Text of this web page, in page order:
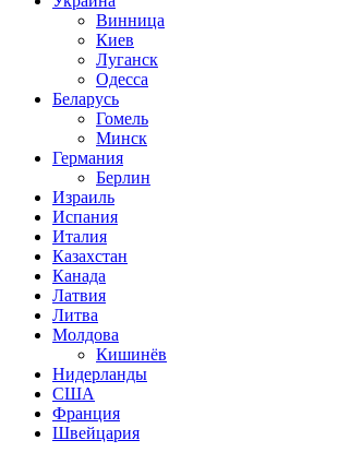
Винница
Киев
Луганск
Одесса
Беларусь
Гомель
Минск
Германия
Берлин
Израиль
Испания
Италия
Казахстан
Канада
Латвия
Литва
Молдова
Кишинёв
Нидерланды
США
Франция
Швейцария